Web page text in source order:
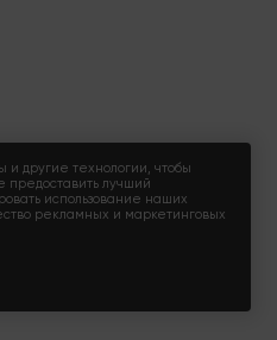
и другие технологии, чтобы
предоставить лучший
использование наших
рекламных и маркетинговых